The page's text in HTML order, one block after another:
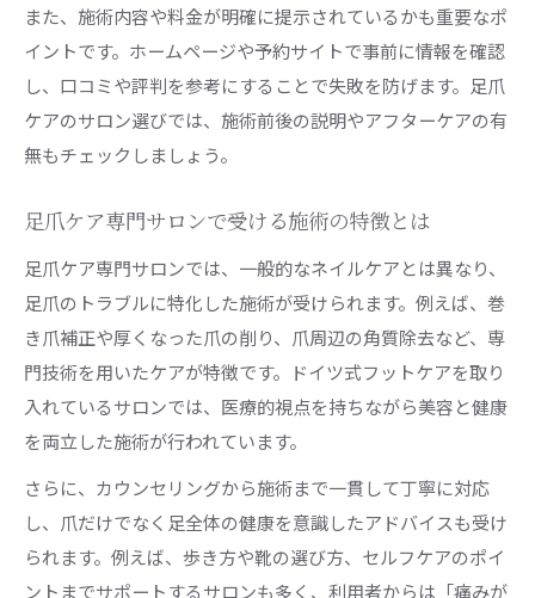
また、施術内容や料金が明確に提示されているかも重要なポ
イントです。ホームページや予約サイトで事前に情報を確認
し、口コミや評判を参考にすることで失敗を防げます。足爪
ケアのサロン選びでは、施術前後の説明やアフターケアの有
無もチェックしましょう。
足爪ケア専門サロンで受ける施術の特徴とは
足爪ケア専門サロンでは、一般的なネイルケアとは異なり、
足爪のトラブルに特化した施術が受けられます。例えば、巻
き爪補正や厚くなった爪の削り、爪周辺の角質除去など、専
門技術を用いたケアが特徴です。ドイツ式フットケアを取り
入れているサロンでは、医療的視点を持ちながら美容と健康
を両立した施術が行われています。
さらに、カウンセリングから施術まで一貫して丁寧に対応
し、爪だけでなく足全体の健康を意識したアドバイスも受け
られます。例えば、歩き方や靴の選び方、セルフケアのポイ
ントまでサポートするサロンも多く、利用者からは「痛みが